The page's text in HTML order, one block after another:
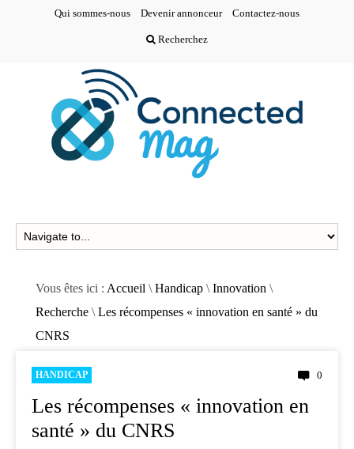
Qui sommes-nous Devenir annonceur Contactez-nous
Recherchez
Vous êtes ici : Accueil \ Handicap \ Innovation \
Recherche \ Les récompenses « innovation en santé » du
CNRS
HANDICAP 0
Les récompenses « innovation en
santé » du CNRS